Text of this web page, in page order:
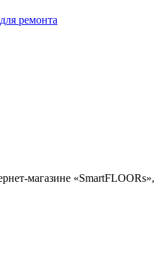
ремонта
магазине «SmartFLOORs»,